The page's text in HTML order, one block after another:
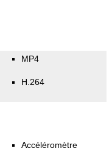
MP4
H.264
Accéléromètre